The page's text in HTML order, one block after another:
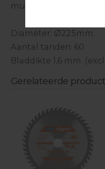
multiplex en melamine.
Diameter: Ø225mm.
Aantal tanden: 60
Bladdikte 1,6 mm.
Gerelateerde